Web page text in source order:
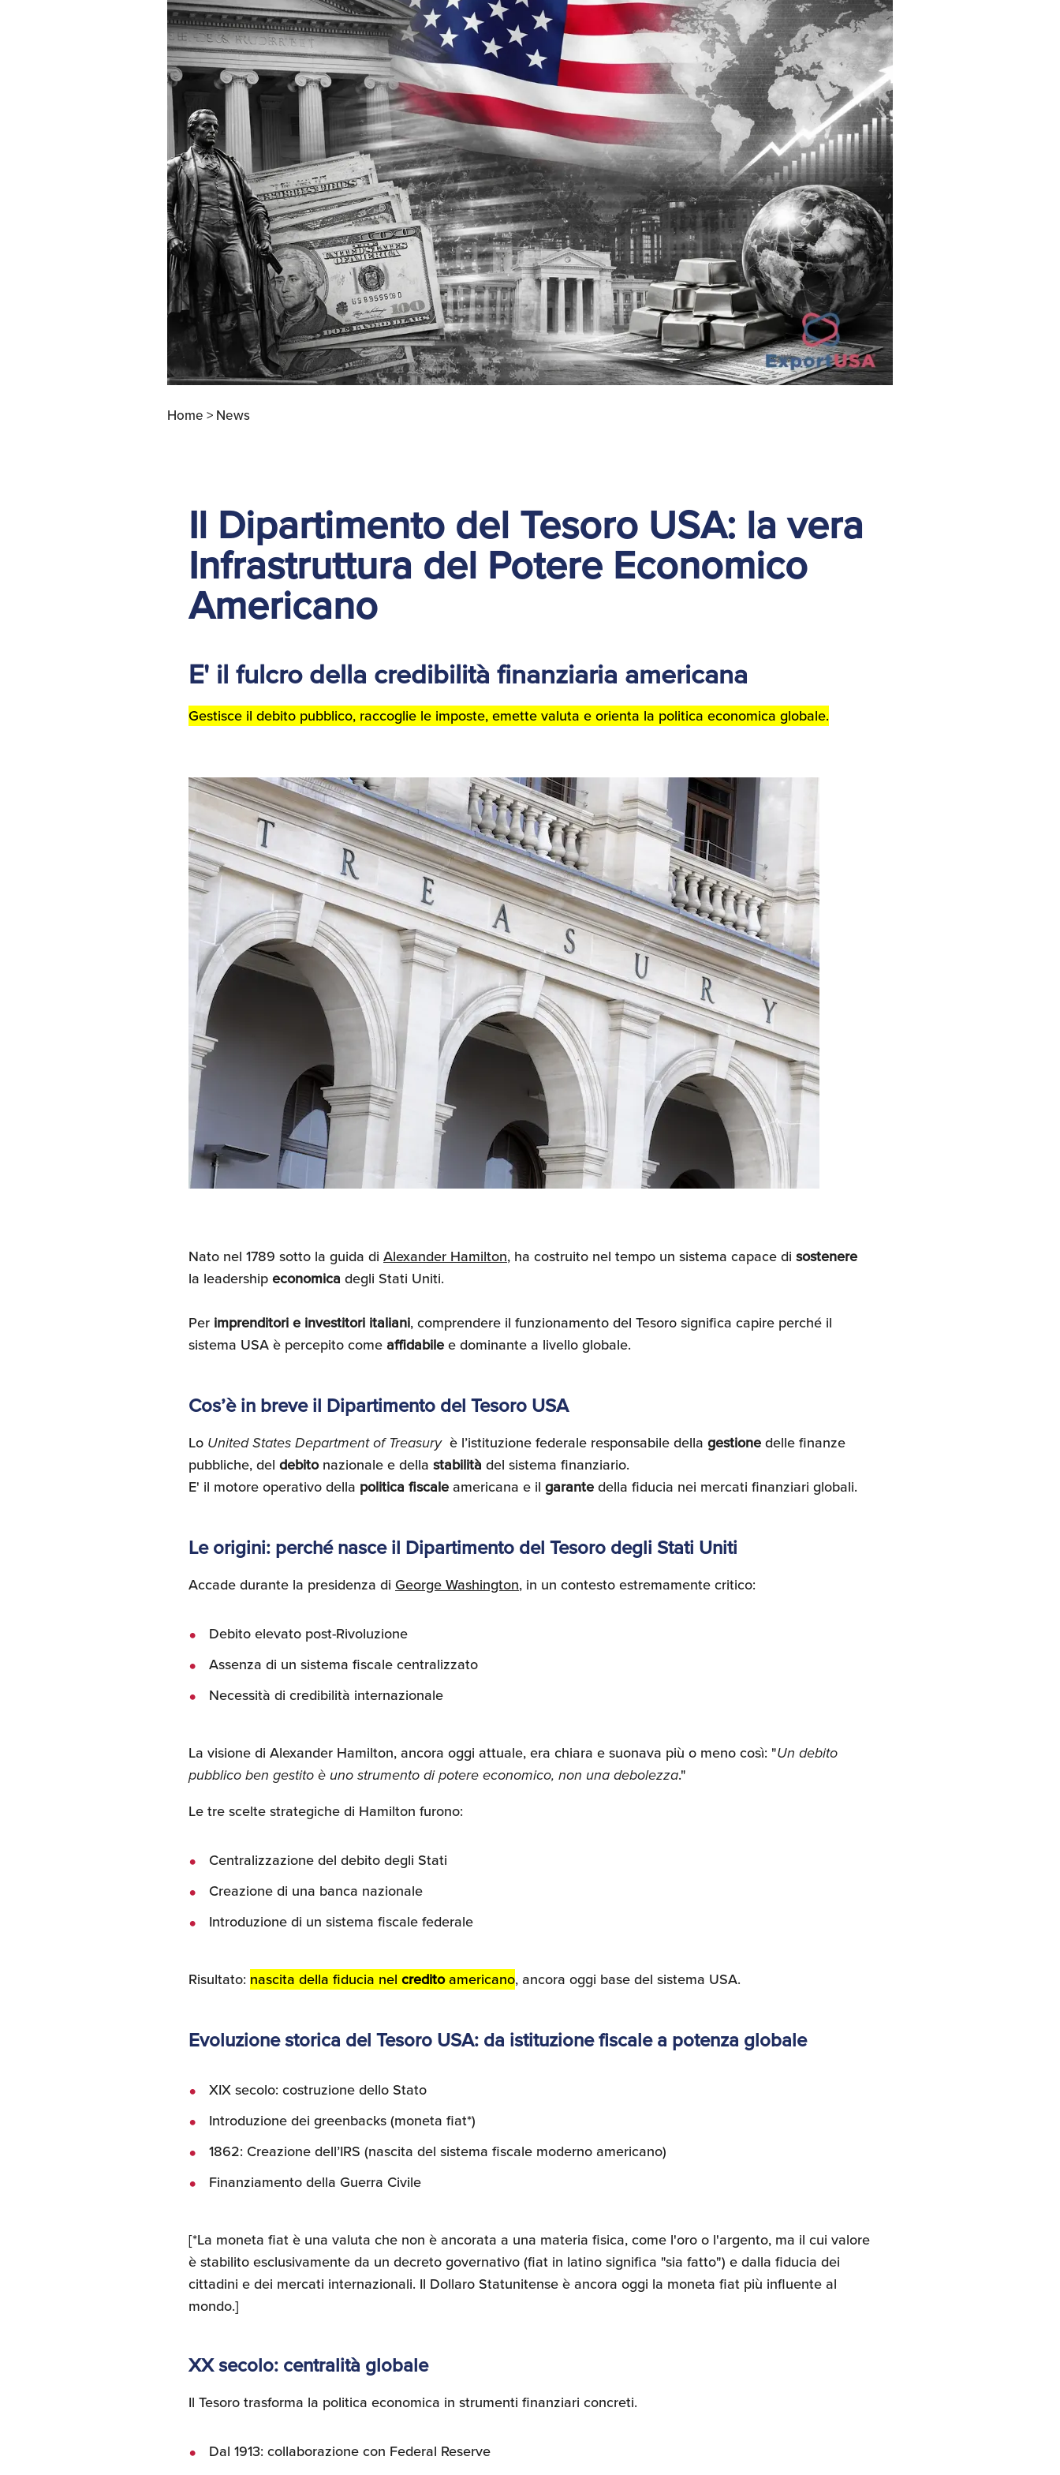
Apertura Ristoranti
negli Stati Uniti
Ricerche di Mercato
Assicurazioni, Permessi
e Licenze
Ricerca Personale e
Gestione Risorse
Umane
Home > News
Il Dipartimento del Tesoro USA: la vera
Infrastruttura del Potere Economico
Americano
E' il fulcro della credibilità finanziaria americana
Gestisce il debito pubblico, raccoglie le imposte, emette valuta e orienta la politica economica globale.
Nato nel 1789 sotto la guida di Alexander Hamilton, ha costruito nel tempo un sistema capace di sostenere
la leadershipeconomica degli Stati Uniti.
Per imprenditori e investitori italiani, comprendere il funzionamento del Tesoro significa capire perché il
sistema USA è percepito comeaffidabilee dominante a livello globale.
Cos’è in breve il Dipartimento del Tesoro USA
Lo United States Department of Treasuryè l’istituzione federale responsabile della gestionedelle finanze
pubbliche, del debitonazionale e della stabilità del sistema finanziario.
E' il motore operativo della politica fiscaleamericana e il garantedella fiducia nei mercati finanziari globali.
Le origini: perché nasce il Dipartimento del Tesoro degli Stati Uniti
Accade durante la presidenza di George Washington, in un contesto estremamente critico:
Debito elevato post-Rivoluzione
Assenza di un sistema fiscale centralizzato
Necessità di credibilità internazionale
La visione di Alexander Hamilton, ancora oggi attuale, era chiara e suonava più o meno così: "Un debito
pubblico ben gestito è uno strumento di potere economico, non una debolezza."
Le tre scelte strategiche di Hamilton furono:
Centralizzazione del debito degli Stati
Creazione di una banca nazionale
Introduzione di un sistema fiscale federale
Risultato: nascita della fiducia nel creditoamericano, ancora oggi base del sistema USA.
Evoluzione storica del Tesoro USA: da istituzione fiscale a potenza globale
XIX secolo: costruzione dello Stato
Introduzione dei greenbacks (moneta fiat*)
1862: Creazione dell’IRS (nascita del sistema fiscale moderno americano)
Finanziamento della Guerra Civile
[*La moneta fiat è una valuta che non è ancorata a una materia fisica, come l'oro o l'argento, ma il cui valore
è stabilito esclusivamente da un decreto governativo (fiat in latino significa "sia fatto") e dalla fiducia dei
cittadini e dei mercati internazionali. Il Dollaro Statunitense è ancora oggi la moneta fiat più influente al
mondo.]
XX secolo: centralità globale
Il Tesoro trasforma la politica economica in strumenti finanziari concreti.
Dal 1913: collaborazione con Federal Reserve